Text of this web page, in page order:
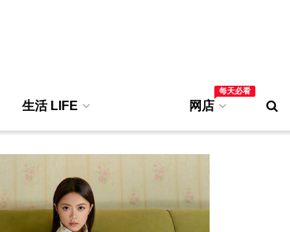
生活 LIFE 网店
每天必看